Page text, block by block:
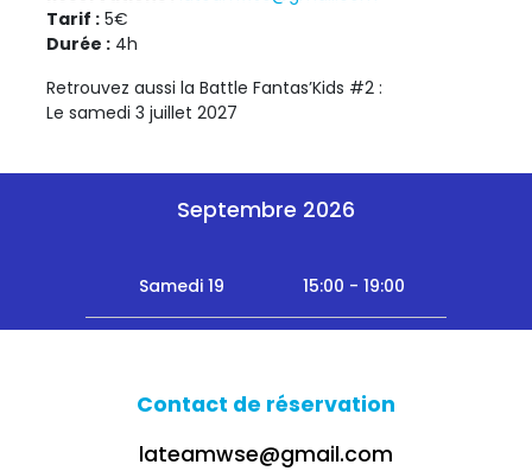
Tarif : 5€
Durée : 4h
Retrouvez aussi la Battle Fantas’Kids #2 :
Le samedi 3 juillet 2027
Septembre 2026
Samedi 19 15:00 - 19:00
Contact de réservation
lateamwse@gmail.com